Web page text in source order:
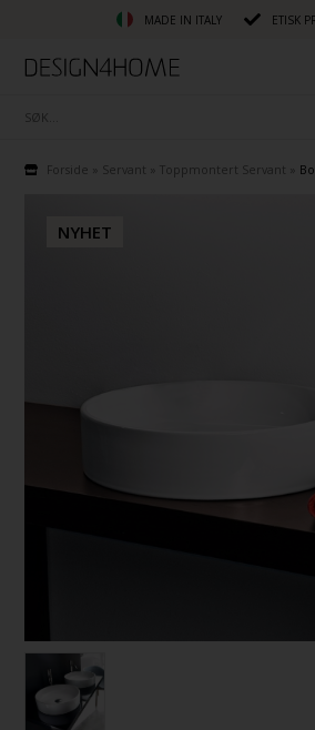
MADE IN ITALY ETISK
Forside Servant Toppmontert Servant
NYHET